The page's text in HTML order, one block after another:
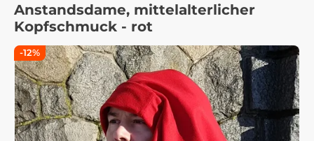
Anstandsdame, mittelalterlicher
Kopfschmuck - rot
-12%